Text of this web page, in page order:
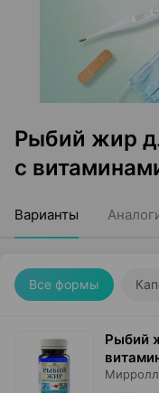
Рыбий жир
с
Варианты
Все формы
Рыбий